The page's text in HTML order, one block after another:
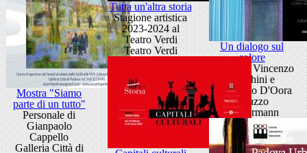
Mostra "Siamo
parte di un tutto"
Personale di
Gianpaolo
Cappello
Galleria Città di
Tutta un'altra storia
Stagione artistica
2023-2024 al
Teatro Verdi
Teatro Verdi
Un dialogo sul
colore
Mostra di Vincenzo
Cecchini e
Domenico D'Oora
Palazzo
Zuckermann